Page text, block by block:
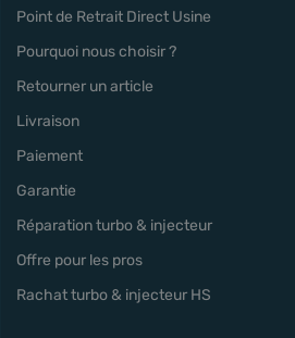
Point de Retrait Direct Usine
Pourquoi nous choisir ?
Retourner un article
Livraison
Paiement
Garantie
Réparation turbo & injecteur
Offre pour les pros
Rachat turbo & injecteur HS